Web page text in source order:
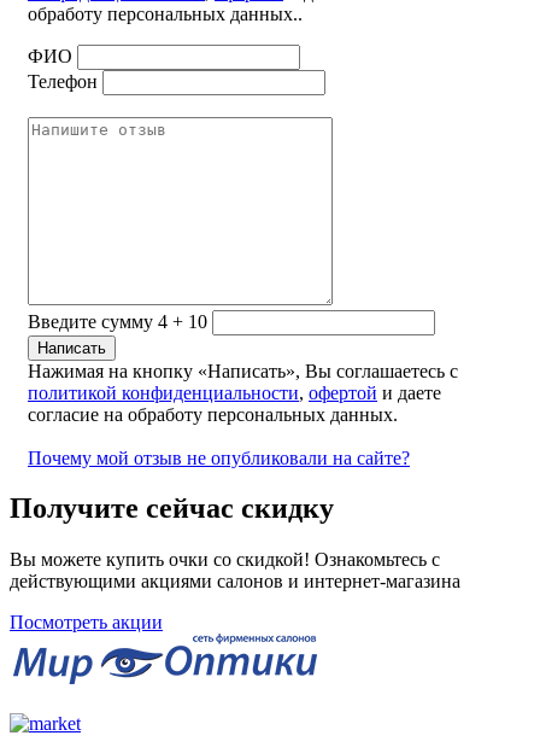
обработу персональных данных..
ФИО
Телефон
Введите сумму 4 + 10
Нажимая на кнопку «Написать», Вы соглашаетесь с
политикой конфиденциальности, офертой и даете
согласие на обработу персональных данных.
Почему мой отзыв не опубликовали на сайте?
Получите сейчас скидку
Вы можете купить очки со скидкой! Ознакомьтесь с
действующими акциями салонов и интернет-магазина
Посмотреть акции